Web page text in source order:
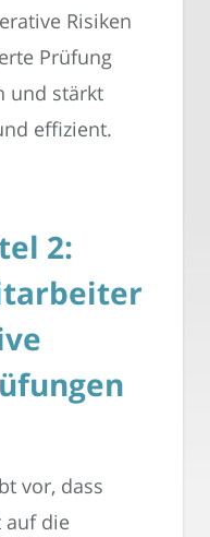
Risiken
Prüfung
und stärkt
effizient.
2:
vor, dass
auf die